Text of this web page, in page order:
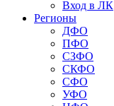
Вход в ЛК
Регионы
ДФО
ПФО
СЗФО
СКФО
СФО
УФО